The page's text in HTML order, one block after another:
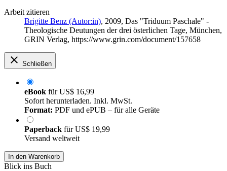
Arbeit zitieren
Brigitte Benz (Autor:in), 2009, Das "Triduum Paschale" -
Theologische Deutungen der drei österlichen Tage, München,
GRIN Verlag, https://www.grin.com/document/157658
Schließen
eBook fürUS$ 16,99
Sofort herunterladen. Inkl. MwSt.
Format: PDF und ePUB – für alle Geräte
Paperback fürUS$ 19,99
Versand weltweit
In den Warenkorb
Blick ins Buch